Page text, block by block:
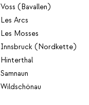
Voss (Bavallen)
Les Arcs
Les Mosses
Innsbruck (Nordkette)
Hinterthal
Samnaun
Wildschönau